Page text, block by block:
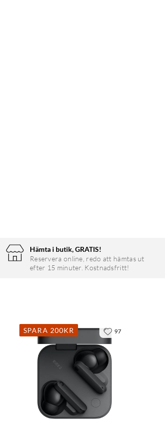
Hämta i butik, GRATIS!
Reservera online, redo att hämtas ut
efter 15 minuter. Kostnadsfritt!
SPARA 200KR 97